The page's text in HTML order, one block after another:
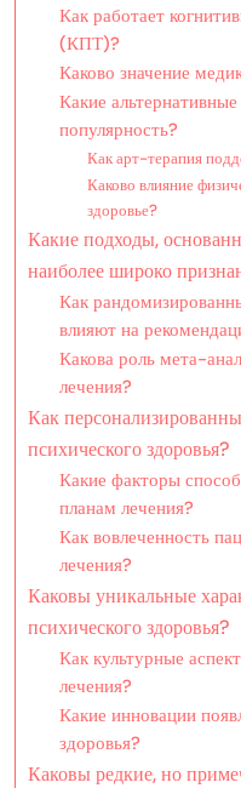
Как работает
(КПТ)?
Каково значение
Какие
популярность?
Как арт-терапия
Каково влияние
здоровье?
Какие подходы,
наиболее широко
Как
влияют на
Какова роль мета-
лечения?
Как
психического здоровья?
Какие факторы
планам лечения?
Как вовлеченность
лечения?
Каковы уникальные
психического здоровья?
Как культурные
лечения?
Какие инновации
здоровья?
Каковы редкие, но